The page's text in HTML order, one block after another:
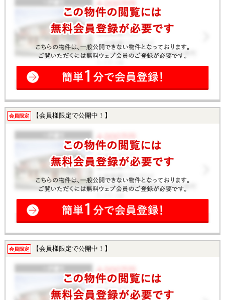
会員限定 【会員様限定で公開中！】
会員限定 【会員様限定で公開中！】